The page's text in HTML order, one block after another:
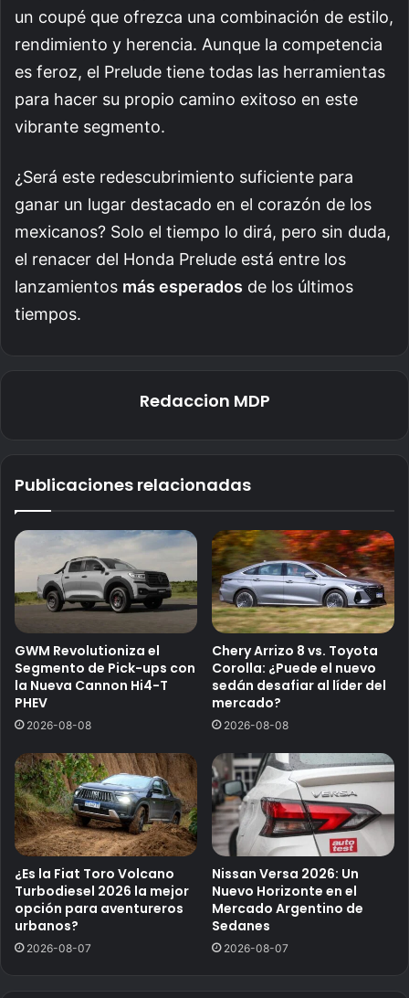
un coupé que ofrezca una combinación de estilo,
rendimiento y herencia. Aunque la competencia
es feroz, el Prelude tiene todas las herramientas
para hacer su propio camino exitoso en este
vibrante segmento.
¿Será este redescubrimiento suficiente para
ganar un lugar destacado en el corazón de los
mexicanos? Solo el tiempo lo dirá, pero sin duda,
el renacer del Honda Prelude está entre los
lanzamientos más esperados de los últimos
tiempos.
Redaccion MDP
Publicaciones relacionadas
GWM Revolutioniza el
Segmento de Pick-ups con
la Nueva Cannon Hi4-T
PHEV
2026-08-08
Chery Arrizo 8 vs. Toyota
Corolla: ¿Puede el nuevo
sedán desafiar al líder del
mercado?
2026-08-08
¿Es la Fiat Toro Volcano
Turbodiesel 2026 la mejor
opción para aventureros
urbanos?
2026-08-07
Nissan Versa 2026: Un
Nuevo Horizonte en el
Mercado Argentino de
Sedanes
2026-08-07